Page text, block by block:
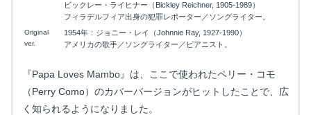
ビックレー・ライヒナー（Bickley Reichner, 1905-1989）
フィラデルフィア出身の犯罪レポーター／ソングライター。
Original
ver.
1954年：ジョニー・レイ（Johnnie Ray, 1927-1990）
アメリカの歌手／ソングライター／ピアニスト。
『Papa Loves Mambo』は、ここで使われたペリー・コモ
（Perry Como）のカバーバージョンがヒットしたことで、広
く知られるようになりました。